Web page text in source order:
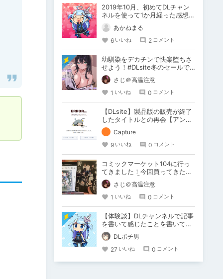
2019年10月、初めてDLチャン
ネルを使って1か月経った感想
R/T/A
あかねまる
6 いいね 2 コメント
幼馴染をデカチンで快楽堕ちさ
せよう！#DLsite冬のセールで
買ったもの
さじ＠高温注意
1 いいね 0 コメント
【DLsite】製品版の販売が終了
したタイトルとの再会【アンテ
ナ】
Capture
9 いいね 0 コメント
コミックマーケット104に行っ
てきました！今回買ってきた作
品を紹介！③
さじ＠高温注意
1 いいね 0 コメント
【体験談】DLチャンネルで記事
を書いて感じたことを書いてみ
ます
DLポチ男
27 いいね 0 コメント